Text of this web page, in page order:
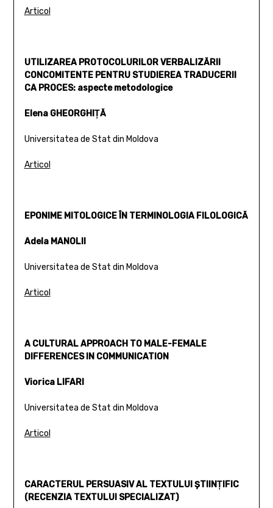
Articol
UTILIZAREA PROTOCOLURILOR VERBALIZĂRII
CONCOMITENTE PENTRU STUDIEREA TRADUCERII
CA PROCES: aspecte metodologice
Elena GHEORGHIŢĂ
Universitatea de Stat din Moldova
Articol
EPONIME MITOLOGICE ÎN TERMINOLOGIA FILOLOGICĂ
Adela MANOLII
Universitatea de Stat din Moldova
Articol
A CULTURAL APPROACH TO MALE-FEMALE
DIFFERENCES IN COMMUNICATION
Viorica LIFARI
Universitatea de Stat din Moldova
Articol
CARACTERUL PERSUASIV AL TEXTULUI ŞTIINŢIFIC
(RECENZIA TEXTULUI SPECIALIZAT)